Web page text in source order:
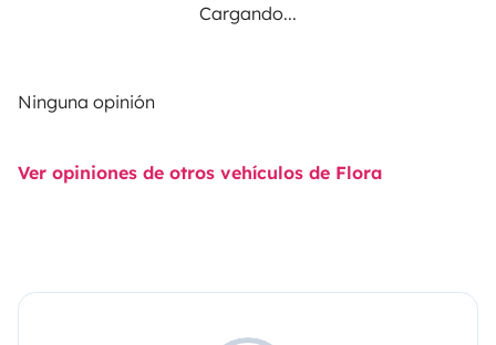
Cargando...
Ninguna opinión
Ver opiniones de otros vehículos de Flora